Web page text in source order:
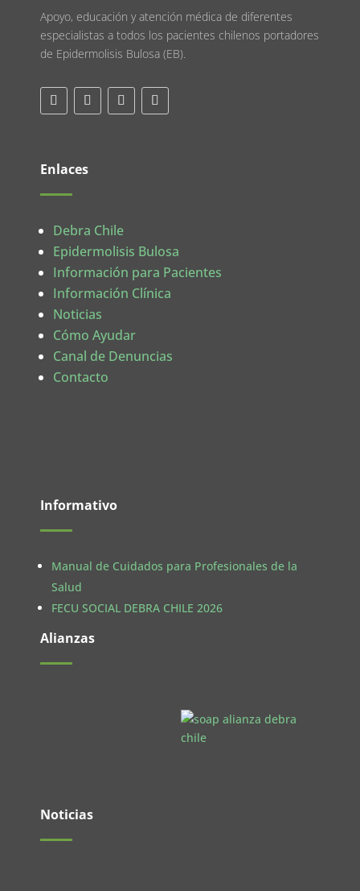
Apoyo, educación y atención médica de diferentes
especialistas a todos los pacientes chilenos portadores
de Epidermolisis Bulosa (EB).
Enlaces
Debra Chile
Epidermolisis Bulosa
Información para Pacientes
Información Clínica
Noticias
Cómo Ayudar
Canal de Denuncias
Contacto
Informativo
Manual de Cuidados para Profesionales de la
Salud
FECU SOCIAL DEBRA CHILE 2026
Alianzas
Noticias